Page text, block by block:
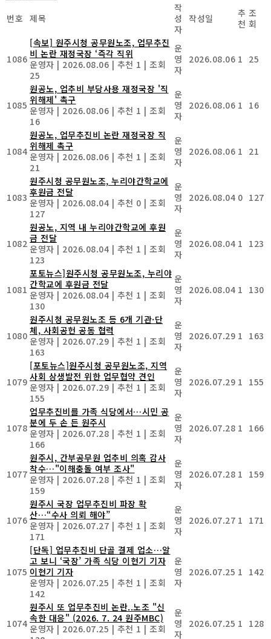
번호 제목
작
성
자
작성일
추
천
조
회
1086
[속보] 원주시청 공무원노조, 업무추진
비 논란 재정국장 ‘즉각 직위
운영자 | 2026.08.06 | 추천 1 | 조회
25
운
영
자
2026.08.06 1 25
1085
원공노, 업추비 부당사용 재정국장 '직
위해제' 촉구
운영자 | 2026.08.06 | 추천 1 | 조회
16
운
영
자
2026.08.06 1 16
1084
원공노, 업무추진비 논란 재정국장 직
위해제 촉구
운영자 | 2026.08.06 | 추천 1 | 조회
21
운
영
자
2026.08.06 1 21
1083
원주시청 공무원노조, 누리야간학교에
후원금 전달
운영자 | 2026.08.04 | 추천 0 | 조회
127
운
영
자
2026.08.04 0 127
1082
원공노, 지역 내 누리야간학교에 후원
금 전달
운영자 | 2026.08.04 | 추천 1 | 조회
123
운
영
자
2026.08.04 1 123
1081
포토뉴스]원주시청 공무원노조, 누리야
간학교에 후원금 전달
운영자 | 2026.08.04 | 추천 1 | 조회
130
운
영
자
2026.08.04 1 130
1080
원주시청 공무원노조 등 6개 기관·단
체, 사회공헌 공동 협력
운영자 | 2026.07.29 | 추천 1 | 조회
163
운
영
자
2026.07.29 1 163
1079
[포토뉴스]원주시청 공무원노조, 지역
사회 상생발전 위한 업무협약 견인
운영자 | 2026.07.29 | 추천 1 | 조회
155
운
영
자
2026.07.29 1 155
1078
업무추진비를 가족 식당에서…시민 공
분에 두 손 든 원주시
운영자 | 2026.07.28 | 추천 1 | 조회
166
운
영
자
2026.07.28 1 166
1077
원주시, 간부공무원 업추비 의혹 감사
착수…"이해충돌 여부 조사"
운영자 | 2026.07.28 | 추천 1 | 조회
159
운
영
자
2026.07.28 1 159
1076
원주시 국장 업무추진비 파장 확
산…“수사 의뢰 해야”
운영자 | 2026.07.27 | 추천 1 | 조회
171
운
영
자
2026.07.27 1 171
1075
[단독] 업무추진비 단골 결제 업소…알
고 보니 ‘국장’ 가족 식당 이현기 기자
이현기 기자
운영자 | 2026.07.25 | 추천 1 | 조회
142
운
영
자
2026.07.25 1 142
1074
원주시 또 업무추진비 논란..노조 "신
속한 대응" (2026. 7. 24 원주MBC)
운영자 | 2026.07.25 | 추천 1 | 조회
운
영
자
2026.07.25 1 128